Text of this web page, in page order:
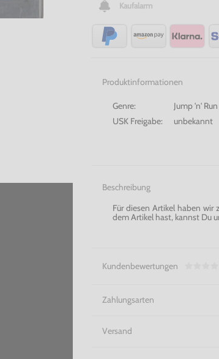
Kaufalarm
Produktinformationen
Genre: Jump 'n' Run
USK Freigabe:
unbekannt
Beschreibung
Für diesen Artikel haben wir
dem Artikel hast, kannst Du
Kundenbewertungen
Zahlungsarten
Versand